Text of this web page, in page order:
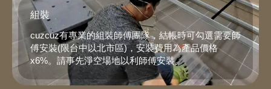
組裝
cuzcuz有專業的組裝師傅團隊，結帳時可勾選需要師
傅安裝(限台中以北市區)，安裝費用為產品價格
x6%。請事先淨空場地以利師傅安裝。